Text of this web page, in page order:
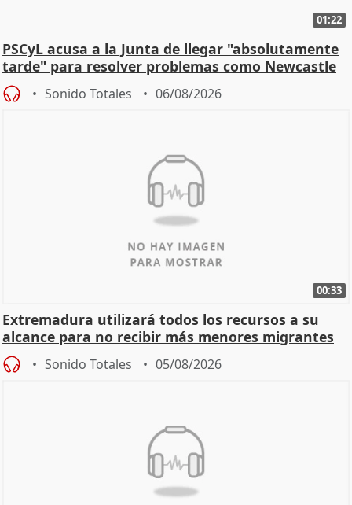
01:22
PSCyL acusa a la Junta de llegar "absolutamente
tarde" para resolver problemas como Newcastle
Sonido Totales 06/08/2026
00:33
Extremadura utilizará todos los recursos a su
alcance para no recibir más menores migrantes
Sonido Totales 05/08/2026